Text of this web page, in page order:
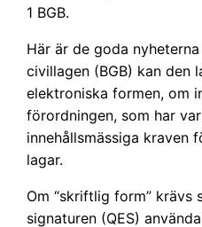
1 BGB.
Här är de goda
civillagen (BGB) kan den
elektroniska formen, om
förordningen, som har
innehållsmässiga kraven
lagar.
Om “skriftlig form”
signaturen (QES)